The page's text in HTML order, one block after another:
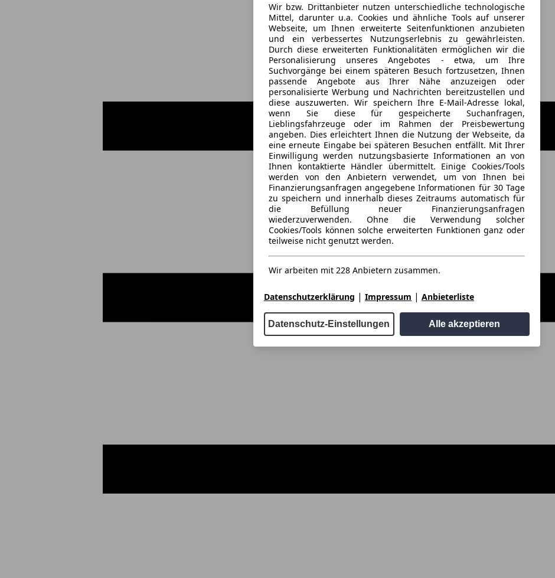
Wir bzw. Drittanbieter nutzen unterschiedliche technologische
Mittel, darunter u.a. Cookies und ähnliche Tools auf unserer
Webseite, um Ihnen erweiterte Seitenfunktionen anzubieten
und ein verbessertes Nutzungserlebnis zu gewährleisten.
Durch diese erweiterten Funktionalitäten ermöglichen wir die
Personalisierung unseres Angebotes - etwa, um Ihre
Suchvorgänge bei einem späteren Besuch fortzusetzen, Ihnen
passende Angebote aus Ihrer Nähe anzuzeigen oder
personalisierte Werbung und Nachrichten bereitzustellen und
diese auszuwerten. Wir speichern Ihre E-Mail-Adresse lokal,
wenn Sie diese für gespeicherte Suchanfragen,
Lieblingsfahrzeuge oder im Rahmen der Preisbewertung
angeben. Dies erleichtert Ihnen die Nutzung der Webseite, da
eine erneute Eingabe bei späteren Besuchen entfällt. Mit Ihrer
Einwilligung werden nutzungsbasierte Informationen an von
Ihnen kontaktierte Händler übermittelt. Einige Cookies/Tools
werden von den Anbietern verwendet, um von Ihnen bei
Finanzierungsanfragen angegebene Informationen für 30 Tage
zu speichern und innerhalb dieses Zeitraums automatisch für
die Befüllung neuer Finanzierungsanfragen
wiederzuverwenden. Ohne die Verwendung solcher
Cookies/Tools können solche erweiterten Funktionen ganz oder
teilweise nicht genutzt werden.
Wir arbeiten mit 228 Anbietern zusammen.
Datenschutzerklärung | Impressum | Anbieterliste
Datenschutz-Einstellungen Alle akzeptieren